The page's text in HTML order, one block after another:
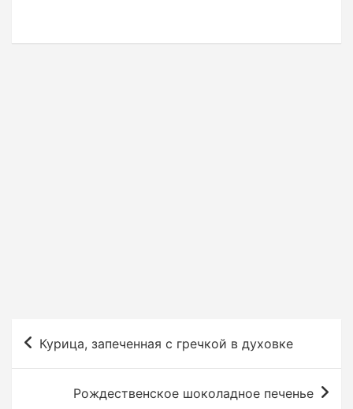
Курица, запеченная с гречкой в духовке
Рождественское шоколадное печенье